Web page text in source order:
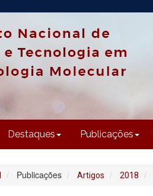
Destaques Publicações
Publicações Artigos 2018